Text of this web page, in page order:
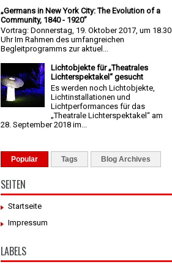
„Germans in New York City: The Evolution of a
Community, 1840 - 1920”
Vortrag: Donnerstag, 19. Oktober 2017, um 18.30
Uhr Im Rahmen des umfangreichen
Begleitprogramms zur aktuel...
Lichtobjekte für „Theatrales
Lichterspektakel“ gesucht
Es werden noch Lichtobjekte,
Lichtinstallationen und
Lichtperformances für das
„Theatrale Lichterspektakel“ am
28. September 2018 im...
Popular Tags Blog Archives
SEITEN
Startseite
Impressum
LABELS